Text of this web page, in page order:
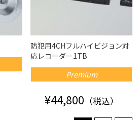
防犯用4CHフルハイビジョン対
応レコーダー1TB
Premium
¥44,800 （税込）